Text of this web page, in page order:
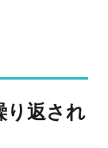
り返され